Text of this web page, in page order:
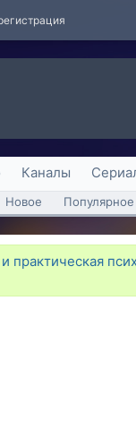
Каналы
Новое Популярное
практическая